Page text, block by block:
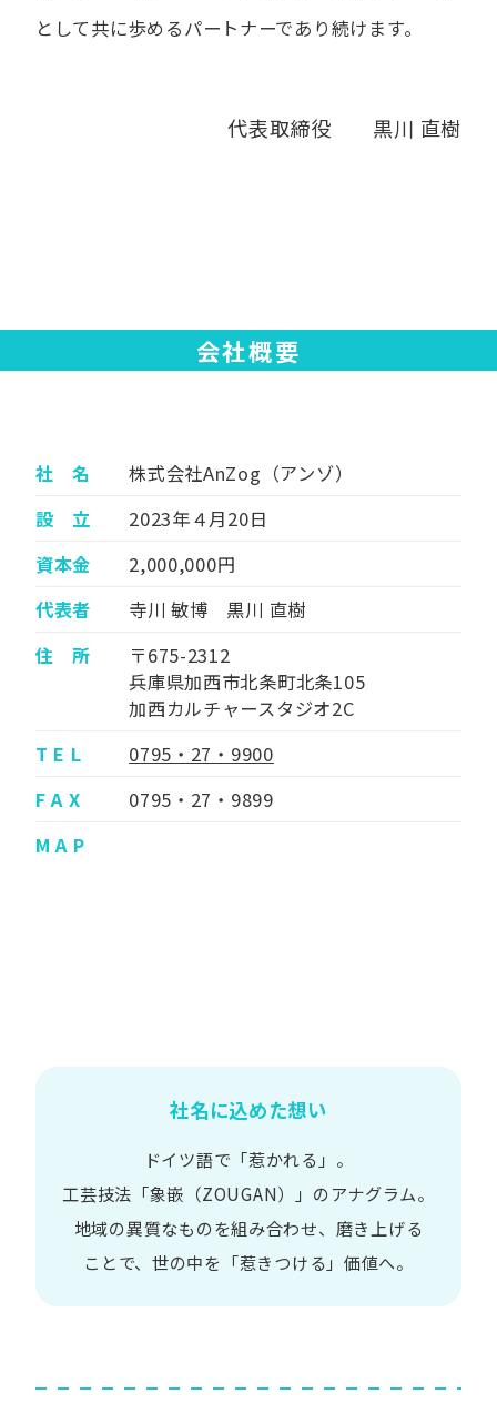
と​して共に​歩める​パートナーであり続けます。
代表取締役 黒川 直樹
会社概要
社 名
株式会社AnZog（アンゾ）
設 立
2023年４月20日
資本金
2,000,000円
代表者
寺川 敏博 黒川 直樹
住 所
〒675-2312
兵庫県加西市北条町北条105
加西カルチャースタジオ2C
T E L
0795・27・9900
F A X
0795・27・9899
M A P
社名に込めた想い
ドイツ語で​「惹かれる」。
工芸技法​「象嵌​（ZOUGAN）」の​アナグラム。
地域の​異質な​ものを​組み合わせ、 磨き上げる​
ことで、 世の​中を​「惹きつける」価値へ。​